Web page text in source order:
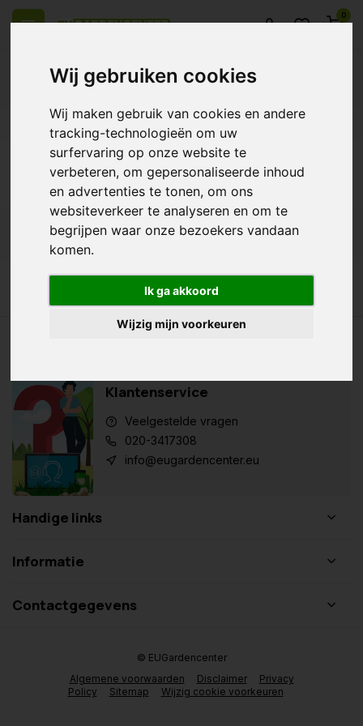
Wij gebruiken cookies
Wij maken gebruik van cookies en andere
tracking-technologieën om uw
surfervaring op onze website te
verbeteren, om gepersonaliseerde inhoud
en advertenties te tonen, om ons
websiteverkeer te analyseren en om te
begrijpen waar onze bezoekers vandaan
komen.
Ik ga akkoord
Wijzig mijn voorkeuren
0
14 Dagen retourrecht Beste klantenservice
Terug
Producten getagd met Original
Klantenservice
Veelgestelde vragen
020-3417308
info@eugardencenter.eu
Handige links
Informatie
Contactgegevens
Algemene voorwaarden Disclaimer
Privacy
Policy
Sitemap Wijzig cookie voorkeuren
© EUGardencenter